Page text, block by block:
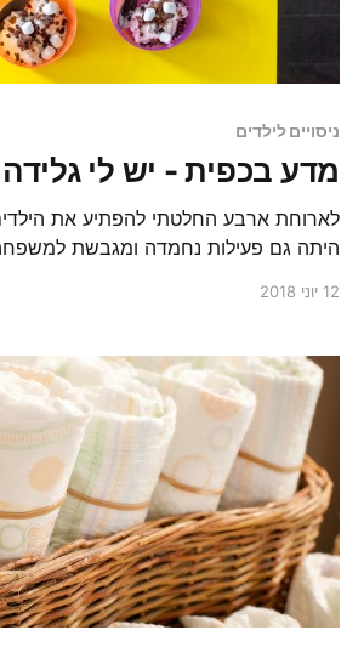
ניסויים לילדים
מדע בכפית - יש לי
לארוחת ארבע החלטתי להפתיע את הילדים
היתה גם פעילות נחמדה ומגבשת למשפחה,
מדע. ואני שואלת אתכם: מה צריך יותר
12 יוני 2018